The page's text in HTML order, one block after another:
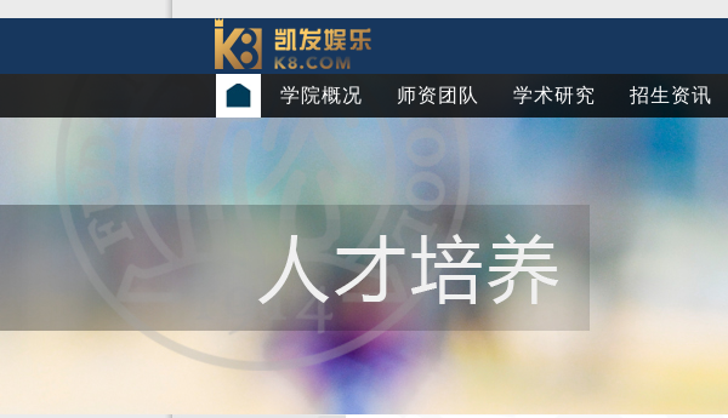
学院概况 师资团队 学术研究 招生资讯